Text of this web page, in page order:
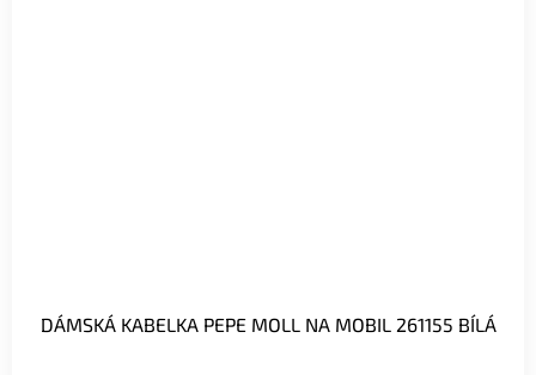
DÁMSKÁ KABELKA PEPE MOLL NA MOBIL 261155 BÍLÁ